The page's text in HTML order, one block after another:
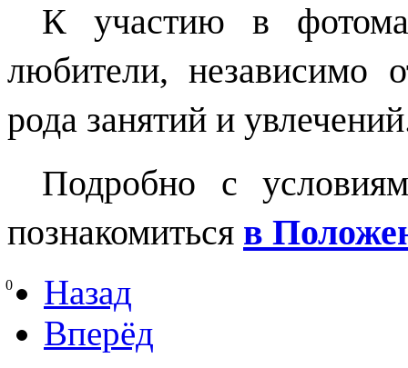
К участию в
любители, независимо
рода занятий и
Подробно с
познакомиться в
0
Назад
Вперёд